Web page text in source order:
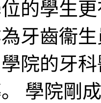
的學生
牙齒衞
院的牙
學院剛